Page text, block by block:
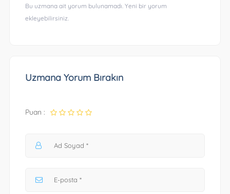
Bu uzmana ait yorum bulunamadı. Yeni bir yorum
ekleyebilirsiniz.
Uzmana Yorum Bırakın
Puan :